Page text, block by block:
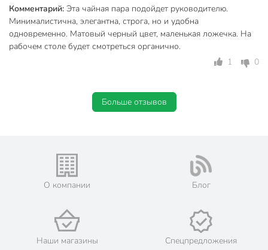
Комментарий: Эта чайная пара подойдет руководителю.
Минималистична, элегантна, строга, но и удобна
одновременно. Матовый черный цвет, маленькая ложечка. На
рабочем столе будет смотреться органично.
1
0
Больше отзывов
О компании Блог
Наши магазины Спецпредложения